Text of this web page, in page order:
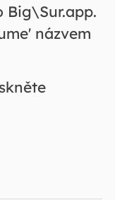
Big\Sur.app.
názvem